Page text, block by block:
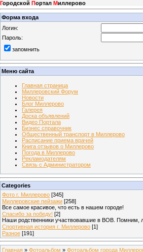
Городской Портал Миллерово
Форма входа
Логин:
Пароль:
запомнить
Меню сайта
Главная страница
Миллеровский Форум
Новости
Блог Миллерово
Галерея
Доска объявлений
Видео Портала
Бизнес справочник
Общественный транспорт в Миллерово
Расписание приема врачей
Книга отзывов о Миллерово
Погода в Миллерово
Рекламодателям
Связь с Администратором
Categories
Фото г. Миллерово [345]
Миллеровские пейзажи [258]
Все самое красивое, что есть в нашем городе!
Спасибо за победу! [2]
Наши родственники участвовавшие в ВОВ. Помним,
Спортивная история г. Миллерово [1]
Разное [191]
Главная » Фотоальбом » Фотоальбом города